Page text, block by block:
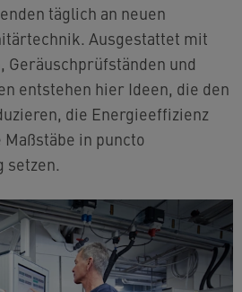
täglich an neuen
Ausgestattet mit
Geräuschprüfständen und
entstehen hier Ideen, die den
die Energieeffizienz
in puncto
setzen.